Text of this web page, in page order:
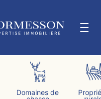
Domaines de